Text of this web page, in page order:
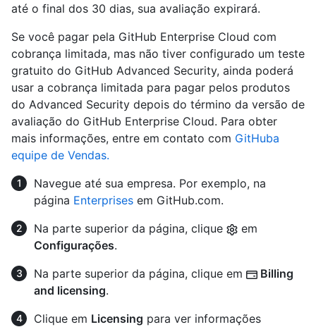
até o final dos 30 dias, sua avaliação expirará.
Se você pagar pela GitHub Enterprise Cloud com
cobrança limitada, mas não tiver configurado um teste
gratuito do GitHub Advanced Security, ainda poderá
usar a cobrança limitada para pagar pelos produtos
do Advanced Security depois do término da versão de
avaliação do GitHub Enterprise Cloud. Para obter
mais informações, entre em contato com GitHuba
equipe de Vendas.
Navegue até sua empresa. Por exemplo, na
página Enterprises em GitHub.com.
Na parte superior da página, clique
em
Configurações.
Na parte superior da página, clique em
Billing
and licensing.
Clique em Licensing para ver informações